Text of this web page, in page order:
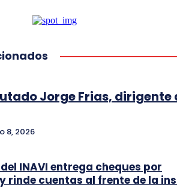
Jorge Frias, dirigente
8, 2026
INAVI entrega cheques por
rinde cuentas al frente de la